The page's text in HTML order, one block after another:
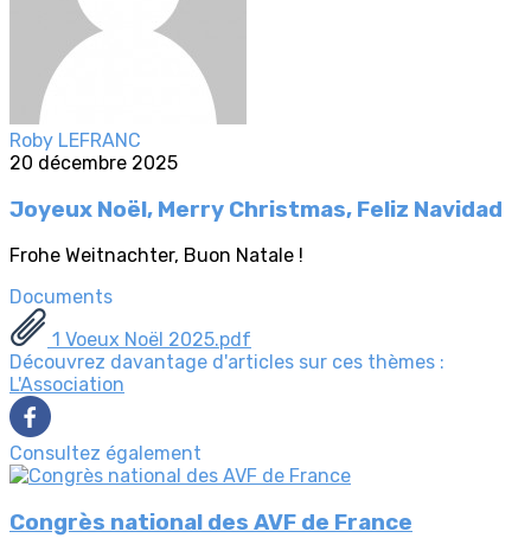
Roby LEFRANC
20 décembre 2025
Joyeux Noël, Merry Christmas, Feliz Navidad
Frohe Weitnachter, Buon Natale !
Documents
1 Voeux Noël 2025.pdf
Découvrez davantage d'articles sur ces thèmes :
L'Association
Consultez également
Congrès national des AVF de France